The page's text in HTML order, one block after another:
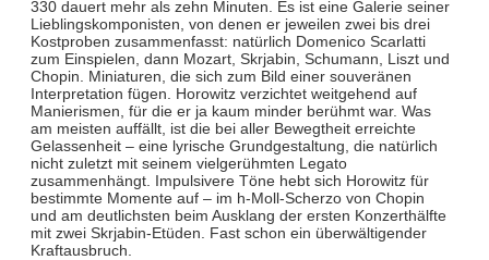
330 dauert mehr als zehn Minuten. Es ist eine Galerie seiner
Lieblingskomponisten, von denen er jeweilen zwei bis drei
Kostproben zusammenfasst: natürlich Domenico Scarlatti
zum Einspielen, dann Mozart, Skrjabin, Schumann, Liszt und
Chopin. Miniaturen, die sich zum Bild einer souveränen
Interpretation fügen. Horowitz verzichtet weitgehend auf
Manierismen, für die er ja kaum minder berühmt war. Was
am meisten auffällt, ist die bei aller Bewegtheit erreichte
Gelassenheit – eine lyrische Grundgestaltung, die natürlich
nicht zuletzt mit seinem vielgerühmten Legato
zusammenhängt. Impulsivere Töne hebt sich Horowitz für
bestimmte Momente auf – im h-Moll-Scherzo von Chopin
und am deutlichsten beim Ausklang der ersten Konzerthälfte
mit zwei Skrjabin-Etüden. Fast schon ein überwältigender
Kraftausbruch.